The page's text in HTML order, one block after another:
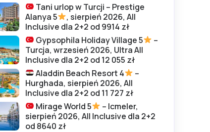
Tani urlop w Turcji – Prestige
Alanya 5
, sierpień 2026, All
Inclusive dla 2+2 od 9914 zł
Gypsophila Holiday Village 5
–
Turcja, wrzesień 2026, Ultra All
Inclusive dla 2+2 od 12 055 zł
Aladdin Beach Resort 4
–
Hurghada, sierpień 2026, All
Inclusive dla 2+2 od 11 727 zł
Mirage World 5
– Icmeler,
sierpień 2026, All Inclusive dla 2+2
od 8640 zł